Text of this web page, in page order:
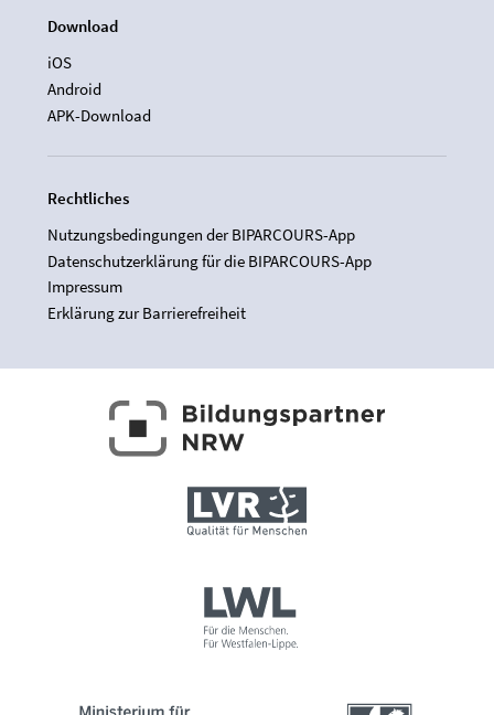
Download
iOS
Android
APK-Download
Rechtliches
Nutzungsbedingungen der BIPARCOURS-App
Datenschutzerklärung für die BIPARCOURS-App
Impressum
Erklärung zur Barrierefreiheit